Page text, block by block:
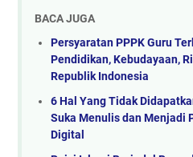
BACA JUGA
Persyaratan PPPK Guru
Pendidikan, Kebudayaan,
Republik Indonesia
6 Hal Yang Tidak
Suka Menulis dan Menjadi
Digital